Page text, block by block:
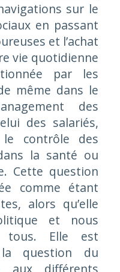
sur le
en passant
et l’achat
vie quotidienne
par les
même dans le
des
des salariés,
contrôle des
la santé ou
Cette question
comme étant
alors qu’elle
et nous
tous. Elle est
question du